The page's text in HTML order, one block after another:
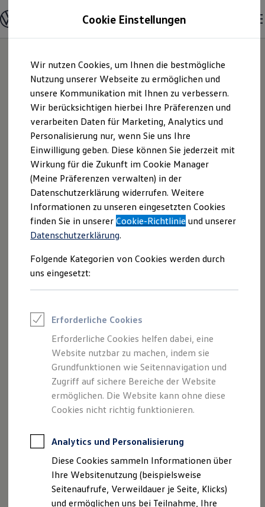
Hauptinhalt
springen
Footer
springen
Modelle und Konfigurator
Konfigurator
Modelle vergleichen
Elektroautos
ENERGY Sondermodelle
Nutzfahrzeuge
SUV und CUV
Familienautos
Kombis
Kompaktwagen
Sportwagen
Schnell verfügbare Fahrzeuge
Angebote und Produkte
Aktuelle Angebote
E-Auto-Förderung
Volkswagen Marktplatz
Die ENERGY Sondermodelle
Junge Gebrauchtwagen und Gebrauchtwagen
Volkswagen Zertifizierte Gebrauchtwagen
Elektromobilität bei Gebrauchtwagen
Saisonangebote
Reifenpakete
Leasing
Leasing-Angebote
Elektroauto Leasing
Kleinwagen-Leasing
Leasing ohne Anzahlung
Finanzierung
Autokredit mit Schlussrate
Versicherungen und Garantien
Kfz-Versicherung
Restschuldversicherungen
Garantien
Professional Class bei Volkswagen
Behörden
Direktkunden
Sonderfahrzeuge
Anpfiff zum Gewinn
Elektromobilität
Auto Bach GmbH |
Impressum &
Rechtliches
Hier finden Sie Informationen über uns
(Auto Bach GmbH) als verantwortlichen
Anbieter von Inhalten und Angeboten,
die auf dieser Website speziell
aufgeführt sind.
Impressum
Datenschutzerklärung
Impressum
Urseler Straße 61
61348 Bad Homburg
Telefon: 06172/3087-0
Fax: 0172/3087-40
E-Mail:info-homburg@autobach.de
Cookie Einstellungen
Wir nutzen Cookies, um Ihnen die bestmögliche
Nutzung unserer Webseite zu ermöglichen und
unsere Kommunikation mit Ihnen zu verbessern.
Wir berücksichtigen hierbei Ihre Präferenzen und
verarbeiten Daten für Marketing, Analytics und
Personalisierung nur, wenn Sie uns Ihre
Einwilligung geben. Diese können Sie jederzeit mit
Wirkung für die Zukunft im Cookie Manager
(Meine Präferenzen verwalten) in der
Datenschutzerklärung widerrufen. Weitere
Informationen zu unseren eingesetzten Cookies
finden Sie in unsererCookie-Richtlinie und unserer
Datenschutzerklärung.
Folgende Kategorien von Cookies werden durch
uns eingesetzt:
Erforderliche Cookies
Erforderliche Cookies helfen dabei, eine
Website nutzbar zu machen, indem sie
Grundfunktionen wie Seitennavigation und
Zugriff auf sichere Bereiche der Website
ermöglichen. Die Website kann ohne diese
Cookies nicht richtig funktionieren.
Analytics und Personalisierung
Diese Cookies sammeln Informationen über
Ihre Websitenutzung (beispielsweise
Seitenaufrufe, Verweildauer je Seite, Klicks)
und ermöglichen uns bei Teilnahme, Ihre